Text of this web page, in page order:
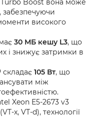
Turbo Boost вона може
, забезпечуючи
високого
30 МБ кешу L3, що
і знижує затримки в
складає 105 Вт, що
між
Xeon E5-2673 v3
x, VT-d), технології